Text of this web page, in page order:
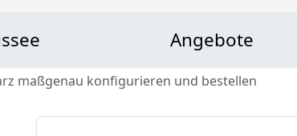
Angebote
maßgenau konfigurieren und bestellen